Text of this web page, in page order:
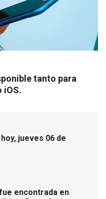
tanto para
iOS.
jueves 06 de
encontrada en